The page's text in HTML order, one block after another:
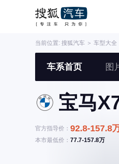
当前位置: 搜狐汽车 ＞ 车型大全
车系首页 图
宝马
官方指导价： 92.8-157.8
本市最低价： 77.7-157.8万